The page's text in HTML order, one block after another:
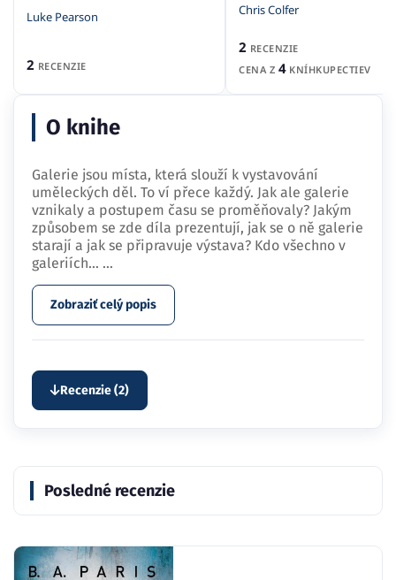
Luke Pearson
2 RECENZIE
Chris Colfer
2 RECENZIE
CENA Z 4KNÍHKUPECTIEV
O knihe
Galerie jsou místa, která slouží k vystavování
uměleckých děl. To ví přece každý. Jak ale galerie
vznikaly a postupem času se proměňovaly? Jakým
způsobem se zde díla prezentují, jak se o ně galerie
starají a jak se připravuje výstava? Kdo všechno v
galeriích… ...
Zobraziť celý popis
Recenzie (2)
Posledné recenzie